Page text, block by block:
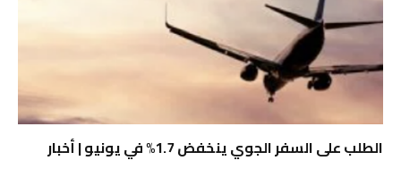
الطلب على السفر الجوي ينخفض ​​1.7% في يونيو | أخبار